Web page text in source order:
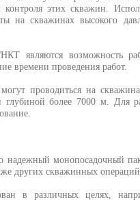
контроля этих скважин.
на скважинах высокого
являются возможность
времени проведения работ.
проводиться на
глубиной более 7000 м. Для
надежный монопосадочный
других скважинных
в различных целях,